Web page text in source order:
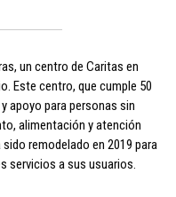
un centro de Caritas en
Este centro, que cumple 50
apoyo para personas sin
alimentación y atención
remodelado en 2019 para
servicios a sus usuarios.